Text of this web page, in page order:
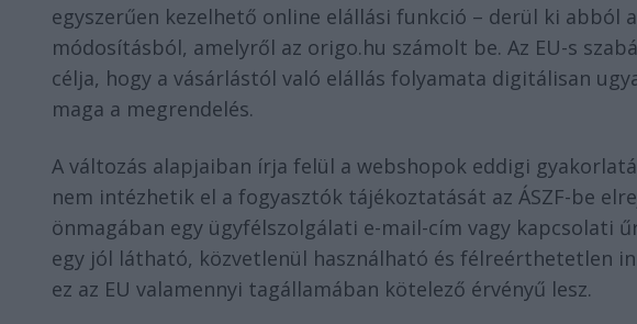
egyszerűen kezelhető online elállási funkció – derül ki abból
módosításból, amelyről az origo.hu számolt be. Az EU-s
célja, hogy a vásárlástól való elállás folyamata digitálisan
maga a megrendelés.
A változás alapjaiban írja felül a webshopok eddigi
nem intézhetik el a fogyasztók tájékoztatását az ÁSZF-be
önmagában egy ügyfélszolgálati e-mail-cím vagy kapcsolati
egy jól látható, közvetlenül használható és félreérthetetlen
ez az EU valamennyi tagállamában kötelező érvényű lesz.